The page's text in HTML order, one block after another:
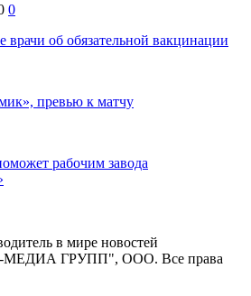
0
врачи об обязательной вакцинации
превью к матчу
рабочим завода
в мире новостей
МЕДИА ГРУПП", ООО. Все права